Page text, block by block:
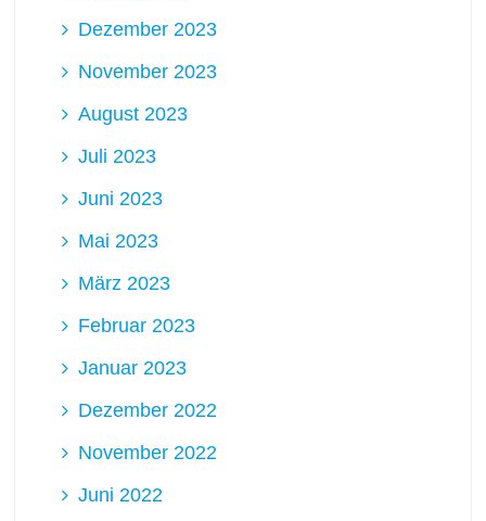
Dezember 2023
November 2023
August 2023
Juli 2023
Juni 2023
Mai 2023
März 2023
Februar 2023
Januar 2023
Dezember 2022
November 2022
Juni 2022